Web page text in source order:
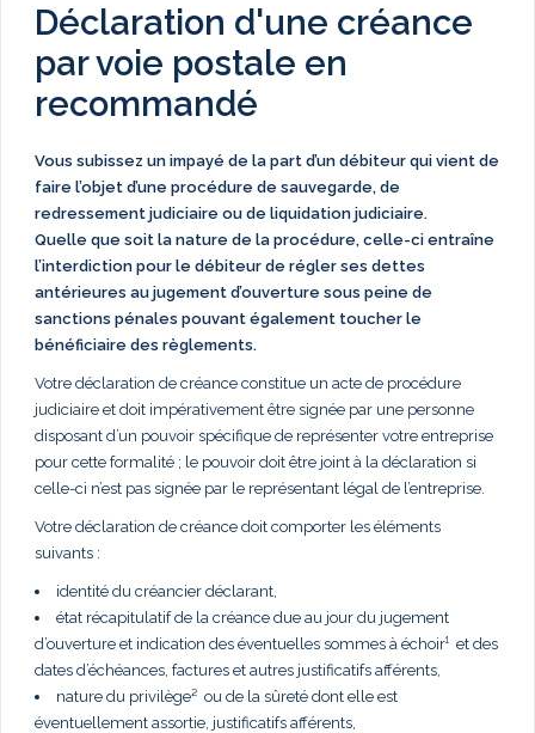
Déclaration d'une créance
par voie postale en
recommandé
Vous subissez un impayé de la part d’un débiteur qui vient de
faire l’objet d’une procédure de sauvegarde, de
redressement judiciaire ou de liquidation judiciaire.
Quelle que soit la nature de la procédure, celle-ci entraîne
l’interdiction pour le débiteur de régler ses dettes
antérieures au jugement d’ouverture sous peine de
sanctions pénales pouvant également toucher le
bénéficiaire des règlements.
Votre déclaration de créance constitue un acte de procédure
judiciaire et doit impérativement être signée par une personne
disposant d’un pouvoir spécifique de représenter votre entreprise
pour cette formalité ; le pouvoir doit être joint à la déclaration si
celle-ci n’est pas signée par le représentant légal de l’entreprise.
Votre déclaration de créance doit comporter les éléments
suivants :
identité du créancier déclarant,
état récapitulatif de la créance due au jour du jugement
d’ouverture et indication des éventuelles sommes à échoir¹ et des
dates d’échéances, factures et autres justificatifs afférents,
nature du privilège² ou de la sûreté dont elle est
éventuellement assortie, justificatifs afférents,